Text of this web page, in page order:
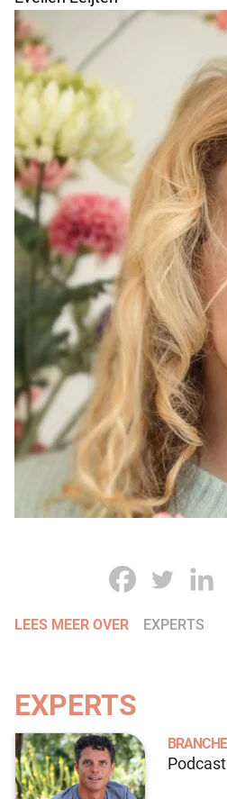
LEES MEER OVER EXPERTS
EXPERTS
BRANCHE
Podcast